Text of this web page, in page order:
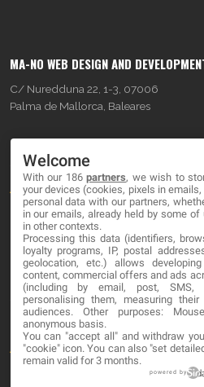
MA-NO WEB DESIGN AND
C/ Nuredduna 22, 1-3, 07006
Palma de Mallorca, Baleares
About
Blog
Contact
LEGAL
Cookies
Avviso Legale
Welcome
With our 186partners, we wish to
your devices (cookies, pixels in
personal data with our partners,
in our emails, already held by some
in other contexts.
Processing this data (identifiers,
loyalty programs, IP, postal
geolocation, etc.) allows
content, commercial offers and ads
(including by email, post, SMS,
personalising them, measuring
audiences. Other purposes:
anonymous basis.
You can "accept all" and withdraw
"cookie" icon. You can also "set
remain valid for 3 months.
powered by